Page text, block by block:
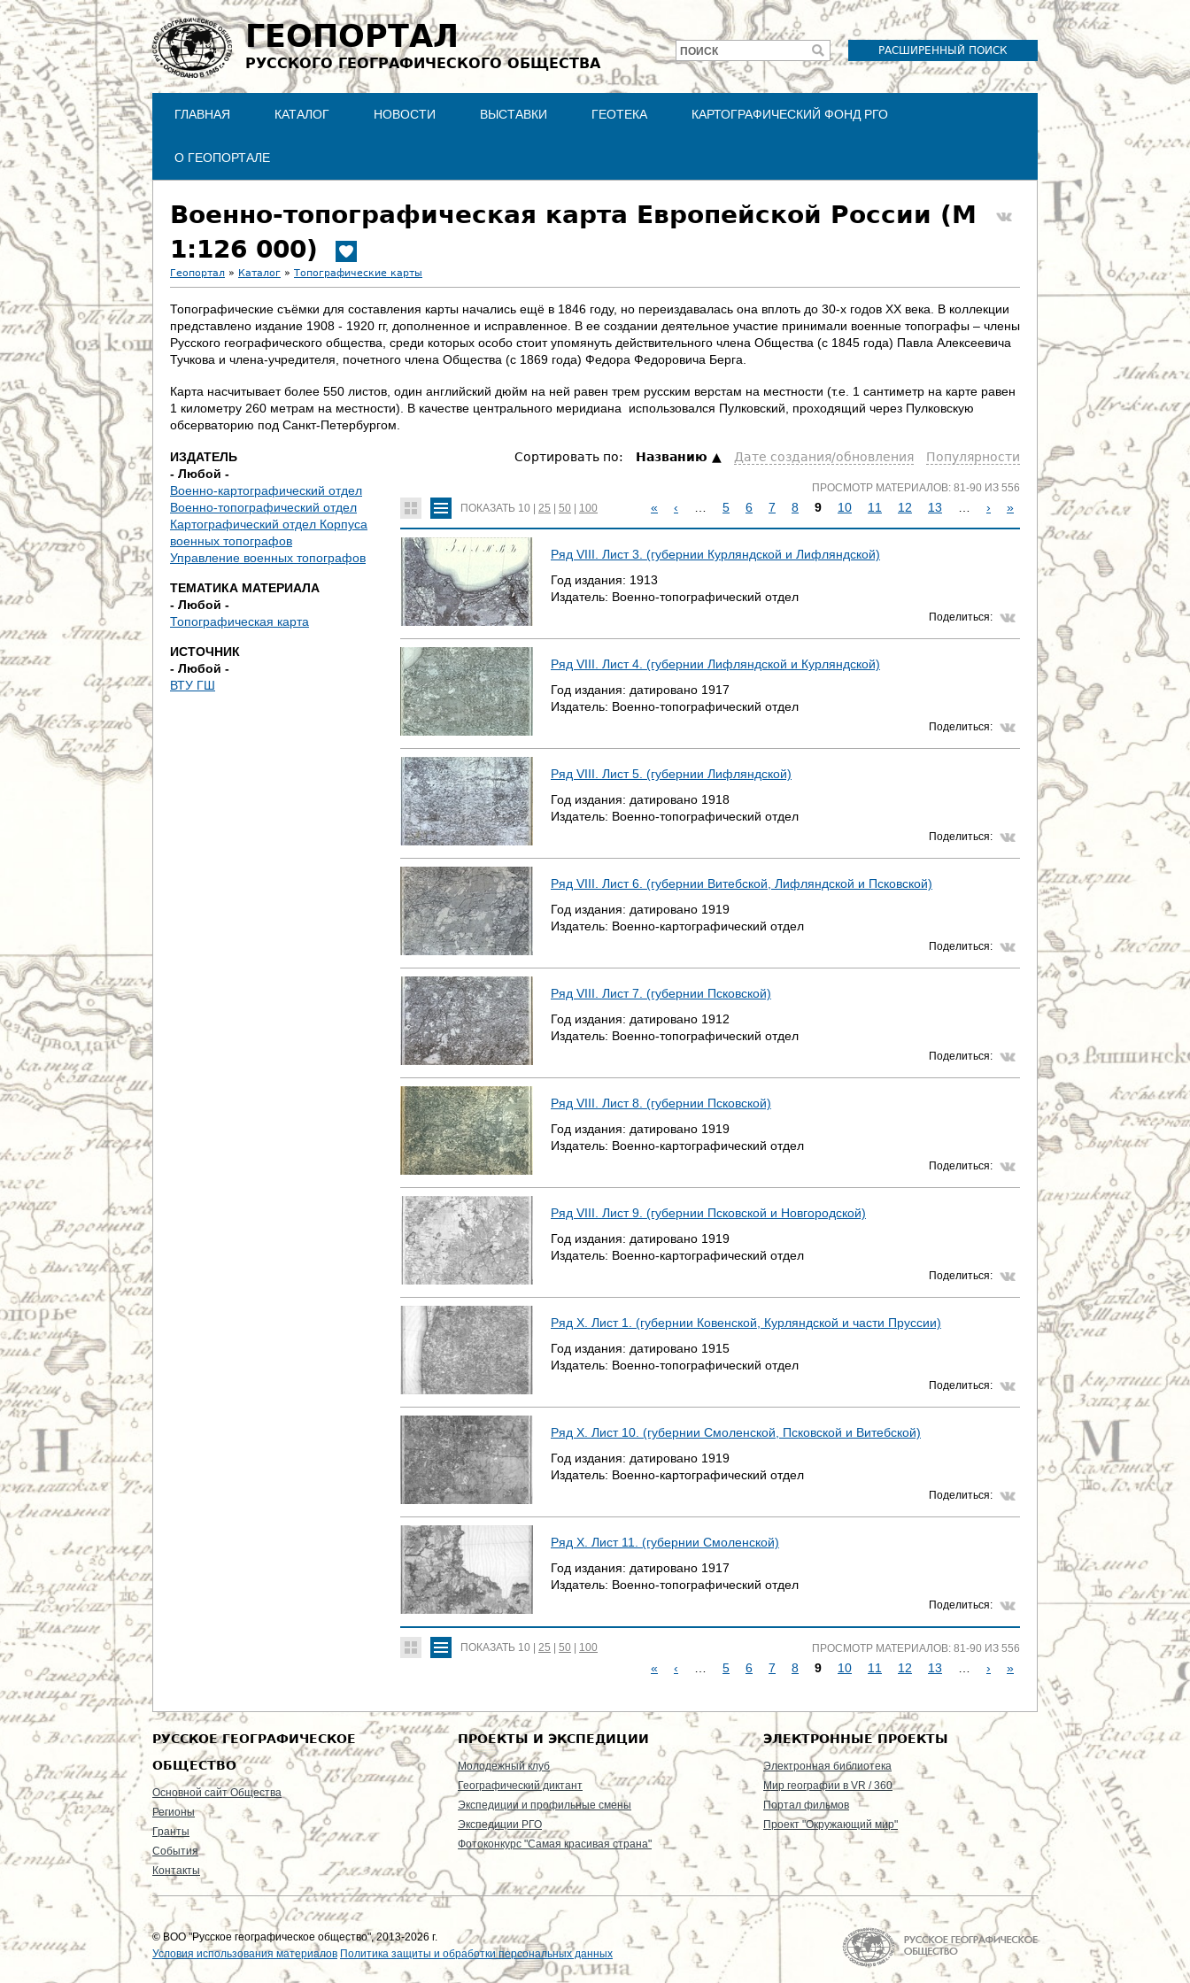
Jump to navigation
ГЕОПОРТАЛ
РУССКОГО ГЕОГРАФИЧЕСКОГО ОБЩЕСТВА
РАСШИРЕННЫЙ ПОИСК
Форма
поиска
ПОИСК
ГЛАВНАЯ КАТАЛОГ НОВОСТИ ВЫСТАВКИ ГЕОТЕКА КАРТОГРАФИЧЕСКИЙ ФОНД РГО
О ГЕОПОРТАЛЕ
Военно-топографическая карта Европейской России (М
1:126 000)
В
ы
з
д
с
ь
Геопортал » Каталог » Топографические карты
Топографические съёмки для составления карты начались ещё в 1846 году, но переиздавалась она вплоть до 30-х годов XX века. В коллекции
представлено издание 1908 - 1920 гг, дополненное и исправленное. В ее создании деятельное участие принимали военные топографы – члены
Русского географического общества, среди которых особо стоит упомянуть действительного члена Общества (с 1845 года) Павла Алексеевича
Тучкова и члена-учредителя, почетного члена Общества (с 1869 года) Федора Федоровича Берга.
Карта насчитывает более 550 листов, один английский дюйм на ней равен трем русским верстам на местности (т.е. 1 сантиметр на карте равен
1 километру 260 метрам на местности). В качестве центрального меридиана использовался Пулковский, проходящий через Пулковскую
обсерваторию под Санкт-Петербургом.
ИЗДАТЕЛЬ
- Любой -
Военно-картографический отдел
Военно-топографический отдел
Картографический отдел Корпуса
военных топографов
Управление военных топографов
ТЕМАТИКА МАТЕРИАЛА
- Любой -
Топографическая карта
ИСТОЧНИК
- Любой -
ВТУ ГШ
Сортировать по: Hазванию Дате создания/обновления Популярности
ПОКАЗАТЬ 10 | 25 | 50 | 100
ПРОСМОТР МАТЕРИАЛОВ: 81-90 ИЗ 556
С
Р
А
Н
И
Ы
« ‹ 5 6 7 8 9 10 11 12 13 › »
Ряд VIII. Лист 3. (губернии Курляндской и Лифляндской)
Год издания: 1913
Издатель: Военно-топографический отдел
Поделиться:
Ряд VIII. Лист 4. (губернии Лифляндской и Курляндской)
Год издания: датировано 1917
Издатель: Военно-топографический отдел
Поделиться:
Ряд VIII. Лист 5. (губернии Лифляндской)
Год издания: датировано 1918
Издатель: Военно-топографический отдел
Поделиться:
Ряд VIII. Лист 6. (губернии Витебской, Лифляндской и Псковской)
Год издания: датировано 1919
Издатель: Военно-картографический отдел
Поделиться:
Ряд VIII. Лист 7. (губернии Псковской)
Год издания: датировано 1912
Издатель: Военно-топографический отдел
Поделиться:
Ряд VIII. Лист 8. (губернии Псковской)
Год издания: датировано 1919
Издатель: Военно-картографический отдел
Поделиться:
Ряд VIII. Лист 9. (губернии Псковской и Новгородской)
Год издания: датировано 1919
Издатель: Военно-картографический отдел
Поделиться:
Ряд X. Лист 1. (губернии Ковенской, Курляндской и части Пруссии)
Год издания: датировано 1915
Издатель: Военно-топографический отдел
Поделиться:
Ряд X. Лист 10. (губернии Смоленской, Псковской и Витебской)
Год издания: датировано 1919
Издатель: Военно-картографический отдел
Поделиться:
Ряд X. Лист 11. (губернии Смоленской)
Год издания: датировано 1917
Издатель: Военно-топографический отдел
Поделиться:
ПОКАЗАТЬ 10 | 25 | 50 | 100 ПРОСМОТР МАТЕРИАЛОВ: 81-90 ИЗ 556
Н
И
Ц
Ы
« ‹ 5 6 7 8 9 10 11 12 13 › »
РУССКОЕ ГЕОГРАФИЧЕСКОЕ
ОБЩЕСТВО
Основной сайт Общества
Регионы
Гранты
События
Контакты
ПРОЕКТЫ И ЭКСПЕДИЦИИ
Молодежный клуб
Географический диктант
Экспедиции и профильные смены
Экспедиции РГО
Фотоконкурс "Самая красивая страна"
ЭЛЕКТРОННЫЕ ПРОЕКТЫ
Электронная библиотека
Мир географии в VR / 360
Портал фильмов
Проект "Окружающий мир"
© ВОО "Русское географическое общество", 2013-2026 г.
Условия использования материалов Политика защиты и обработки персональных данных